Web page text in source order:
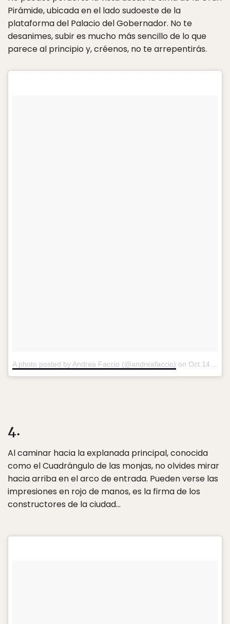
Pirámide, ubicada en el lado sudoeste de la
plataforma del Palacio del Gobernador. No te
desanimes, subir es mucho más sencillo de lo que
parece al principio y, créenos, no te arrepentirás.
A photo posted by Andrea Faccio (@andreafaccio) on Oct 14, 2016 at 8:10am PDT
4.
Al caminar hacia la explanada principal, conocida
como el Cuadrángulo de las monjas, no olvides mirar
hacia arriba en el arco de entrada. Pueden verse las
impresiones en rojo de manos, es la firma de los
constructores de la ciudad…